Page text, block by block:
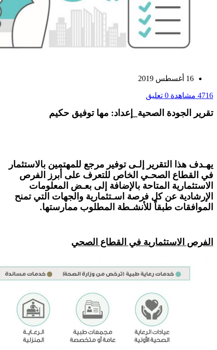
16 أغسطس 2019
4716 مشاهدة 0 تعليق
تقرير الجودة الصحية إعداد: مها توفيق حكيم
يهـدف هذا التقرير إلـى توفير مرجع للمهتمين بالاستثمار
في القطاع الصحـي الخاص للتعرف على أبرز الفرص
الاستثمارية المتاحة بالإضافة إلى بعـض المعلومات
الإرشادية عن كل فرصة اسـتثمارية والجهات التي تمنح
الموافقات طبقاً للأنشـطة المطلوب ممارستها.
الفرص الاستثمارية في القطاع الصحي